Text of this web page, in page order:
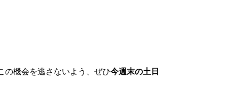
の機会を逃さないよう、ぜひ今週末の土日